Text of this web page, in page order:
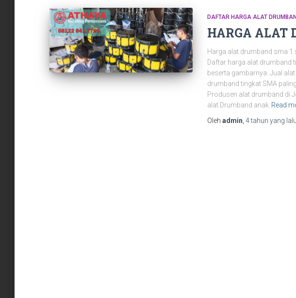
DAFTAR HARGA ALAT
HARGA ALAT
Harga alat drumband sma 1
Daftar harga alat drumband
beserta gambarnya. Jual
drumband tingkat SMA
Produsen alat drumband di
alat Drumband anak Read
Oleh admin 4 tahun yang lalu